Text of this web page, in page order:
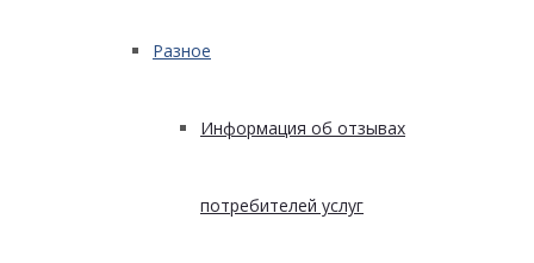
Разное
Информация об отзывах
потребителей услуг